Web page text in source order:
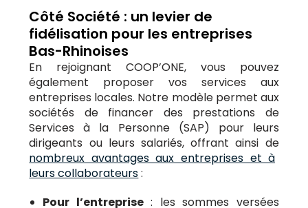
Côté Société : un levier de
fidélisation pour les entreprises
Bas-Rhinoises
En rejoignant COOP’ONE, vous pouvez
également proposer vos services aux
entreprises locales. Notre modèle permet aux
sociétés de financer des prestations de
Services à la Personne (SAP) pour leurs
dirigeants ou leurs salariés, offrant ainsi de
nombreux avantages aux entreprises et à
leurs collaborateurs:
Pour l’entreprise: les sommes versées